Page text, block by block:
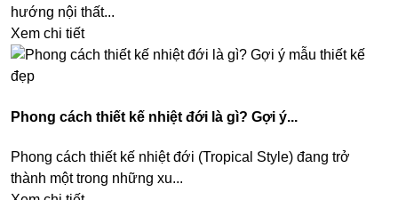
hướng nội thất...
Xem chi tiết
Phong cách thiết kế nhiệt đới là gì? Gợi ý...
Phong cách thiết kế nhiệt đới (Tropical Style) đang trở
thành một trong những xu...